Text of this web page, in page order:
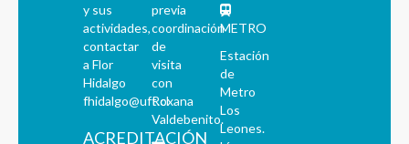
y sus
actividades,
contactar
a Flor
Hidalgo
fhidalgo@uft.cl
ACREDITACIÓN
previa
coordinación
de
visita
con
Roxana
Valdebenito.
METRO
Estación
de
Metro
Los
Leones.